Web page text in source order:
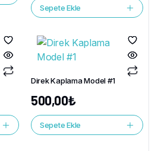
Sepete Ekle
Direk Kaplama Model #1
500,00₺
Sepete Ekle